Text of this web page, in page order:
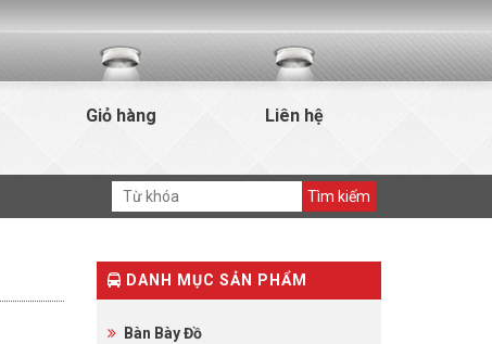
Liên hệ
Giỏ hàng
DANH MỤC SẢN PHẨM
Bàn Bày Đồ